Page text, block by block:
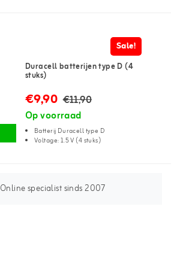
Sale!
Duracell batterijen type D (4
stuks)
€9,90 €11,90
Op voorraad
Batterij Duracell type D
Voltage: 1.5 V (4 stuks)
Online specialist sinds 2007